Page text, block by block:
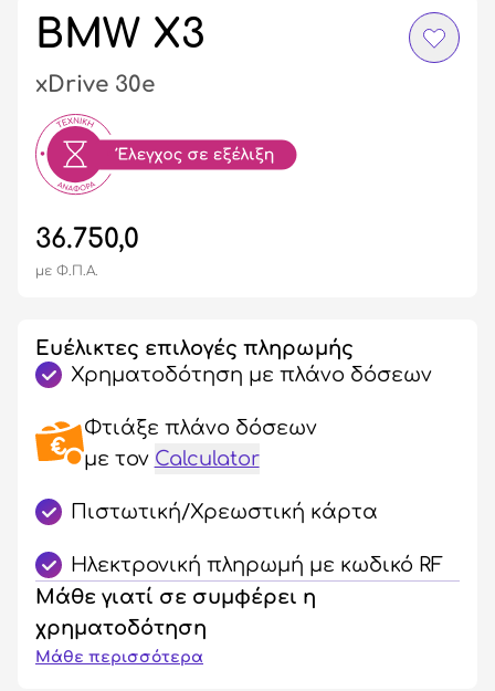
BMW X3
xDrive 30e
36.750,0
με Φ.Π.Α.
Ευέλικτες επιλογές πληρωμής
Χρηματοδότηση με πλάνο δόσεων
Φτιάξε πλάνο δόσεων
με τον Calculator
Πιστωτική/Χρεωστική κάρτα
Ηλεκτρονική πληρωμή με κωδικό RF
Μάθε γιατί σε συμφέρει η
χρηματοδότηση
Μάθε περισσότερα